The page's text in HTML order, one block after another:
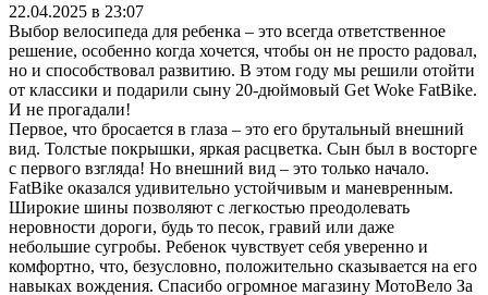
22.04.2025 в 23:07
Выбор велосипеда для ребенка – это всегда ответственное
решение, особенно когда хочется, чтобы он не просто радовал,
но и способствовал развитию. В этом году мы решили отойти
от классики и подарили сыну 20-дюймовый Get Woke FatBike.
И не прогадали!
Первое, что бросается в глаза – это его брутальный внешний
вид. Толстые покрышки, яркая расцветка. Сын был в восторге
с первого взгляда! Но внешний вид – это только начало.
FatBike оказался удивительно устойчивым и маневренным.
Широкие шины позволяют с легкостью преодолевать
неровности дороги, будь то песок, гравий или даже
небольшие сугробы. Ребенок чувствует себя уверенно и
комфортно, что, безусловно, положительно сказывается на его
навыках вождения. Спасибо огромное магазину МотоВело За